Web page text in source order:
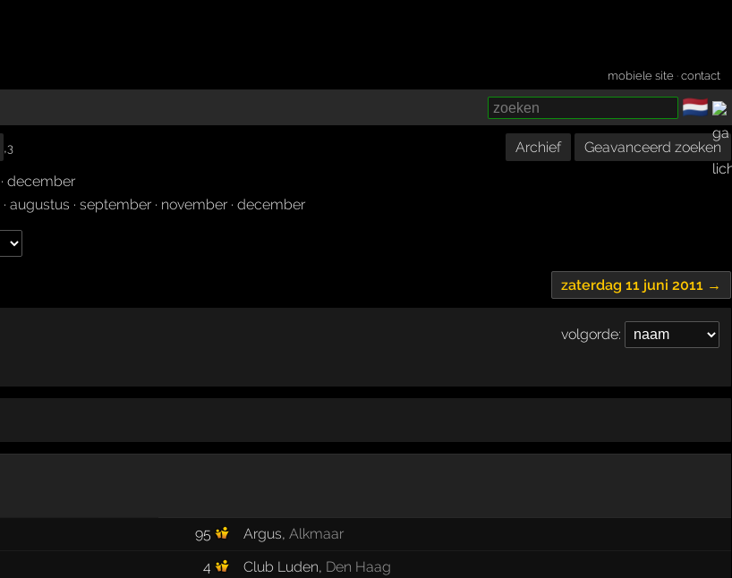
mobiele site ·contact
🇳🇱
,3 Archief
Geavanceerd zoeken
· december
· augustus · september · november · december
zaterdag 11 juni 2011 →
volgorde:
95 Argus, Alkmaar
4 Club Luden, Den Haag